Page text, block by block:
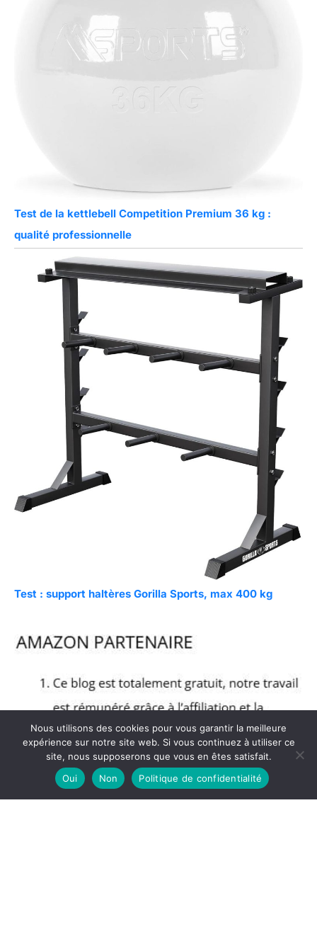
Test de la kettlebell Competition Premium 36 kg :
qualité professionnelle
Test : support haltères Gorilla Sports, max 400 kg
Nous utilisons des cookies pour vous garantir la meilleure
expérience sur notre site web. Si vous continuez à utiliser ce
site, nous supposerons que vous en êtes satisfait.
Oui
Non Politique de confidentialité